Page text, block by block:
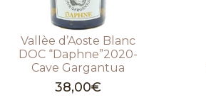
Vallèe d’Aoste Blanc
DOC “Daphne”2020-
Cave Gargantua
38,00€